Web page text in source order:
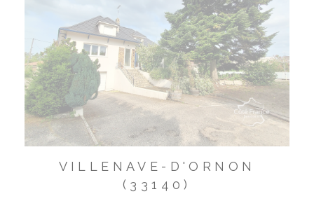
VILLENAVE-D'ORNON
(33140)